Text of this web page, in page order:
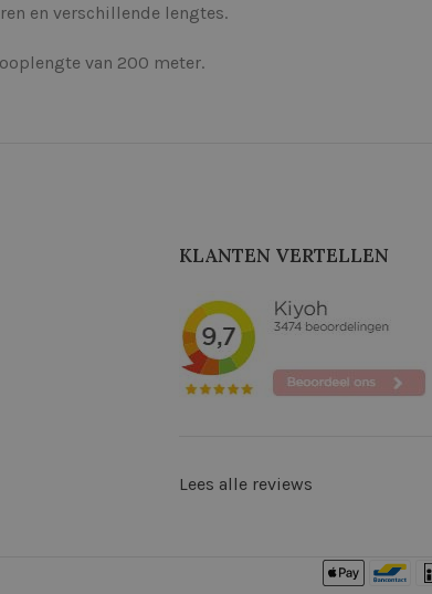
en verschillende lengtes.
van 200 meter.
KLANTEN VERTELLEN
Lees alle reviews